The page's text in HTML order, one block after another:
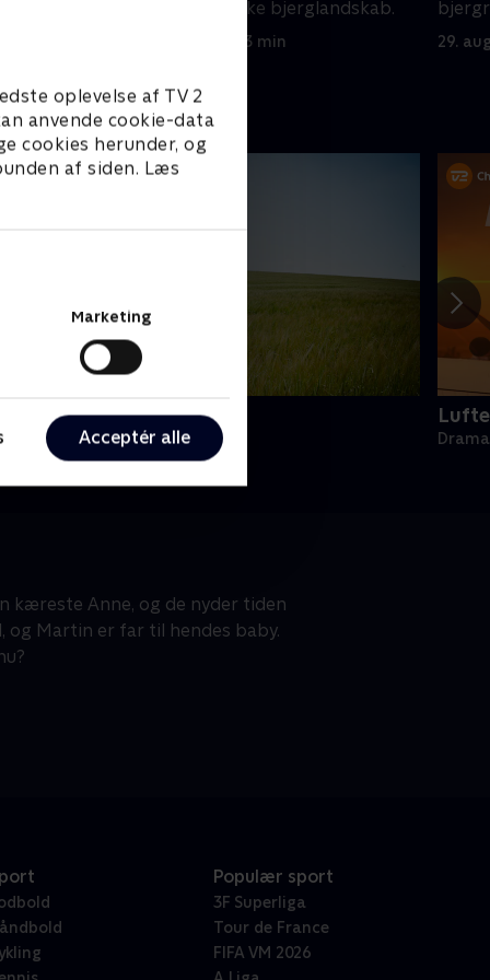
oplevelse af TV 2
anvende cookie-data
cookies herunder, og
af siden. Læs
Marketing
Acceptér alle
Ellmaus fantastiske bjerglandskab.
28. august 2012 • 43 min 29.
Doc Martin
• 10 sæsoner
kæreste Anne, og de nyder tiden
og Martin er far til hendes baby.
Populær sport
3F Superliga
Tour de France
FIFA VM 2026